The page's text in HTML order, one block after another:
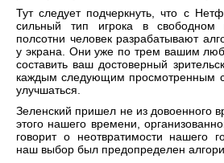
Тут следует подчеркнуть, что с
сильный тип игрока в свободном
полсотни человек разрабатывают
у экрана. Они уже по трем вашим
составить ваш достоверный
каждым следующим просмотренным
улучшаться.
Зеленский пришел не из довоенного
этого нашего времени,
говорит о неотвратимости нашего
наш выбор был предопределен